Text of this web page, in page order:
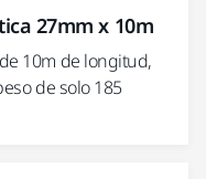
27mm x 10m
10m de longitud,
de solo 185